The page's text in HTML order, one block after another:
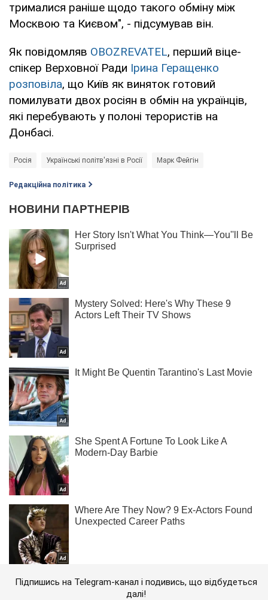
трималися раніше щодо такого обміну між
Москвою та Києвом", - підсумував він.
Як повідомляв OBOZREVATEL, перший віце-
спікер Верховної Ради Ірина Геращенко
розповіла, що Київ як виняток готовий
помилувати двох росіян в обмін на українців,
які перебувають у полоні терористів на
Донбасі.
Росія Українські політв'язні в Росії Марк Фейгін
Редакційна політика
Підпишись на Telegram-канал і подивись, що відбудеться
далі!